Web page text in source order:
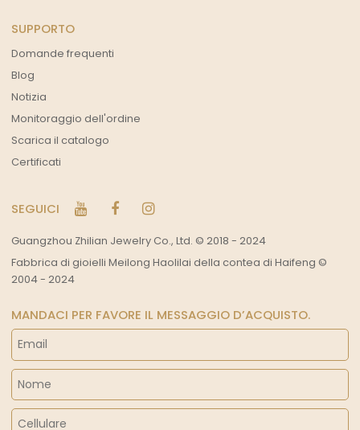
SUPPORTO
Domande frequenti
Blog
Notizia
Monitoraggio dell'ordine
Scarica il catalogo
Certificati
SEGUICI
Guangzhou Zhilian Jewelry Co., Ltd. © 2018 - 2024
Fabbrica di gioielli Meilong Haolilai della contea di Haifeng ©
2004 - 2024
MANDACI PER FAVORE IL MESSAGGIO D’ACQUISTO.